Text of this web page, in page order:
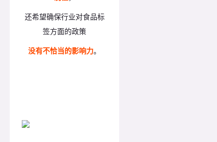
还希望确保行业对食品标
签方面的政策
没有不恰当的影响力。